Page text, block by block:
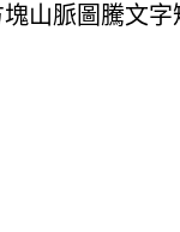
塊山脈圖騰文字